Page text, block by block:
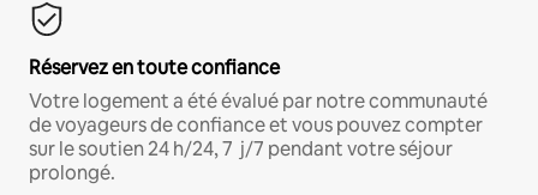
Réservez en toute confiance
Votre logement a été évalué par notre communauté
de voyageurs de confiance et vous pouvez compter
sur le soutien 24 h/24, 7 j/7 pendant votre séjour
prolongé.